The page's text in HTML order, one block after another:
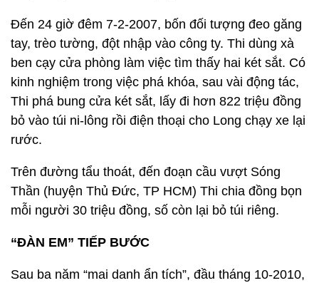
Đến 24 giờ đêm 7-2-2007, bốn đối tượng đeo găng
tay, trèo tường, đột nhập vào công ty. Thi dùng xà
ben cạy cửa phòng làm việc tìm thấy hai két sắt. Có
kinh nghiệm trong việc phá khóa, sau vài động tác,
Thi phá bung cửa két sắt, lấy đi hơn 822 triệu đồng
bỏ vào túi ni-lông rồi điện thoại cho Long chạy xe lại
rước.
Trên đường tẩu thoát, đến đoạn cầu vượt Sóng
Thần (huyện Thủ Đức, TP HCM) Thi chia đồng bọn
mỗi người 30 triệu đồng, số còn lại bỏ túi riêng.
“ĐÀN EM” TIẾP BƯỚC
Sau ba năm “mai danh ẩn tích”, đầu tháng 10-2010,